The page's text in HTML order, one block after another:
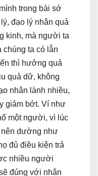
trong bài sớ
đạo lý nhân quả
kinh, mà người ta
chúng ta có lẫn
thì hưởng quả
quả dữ, không
nhân lành nhiều,
giảm bớt. Ví như
một người, vì lúc
nên dường như
đủ điều kiện trả
nhiều người
đúng với nhân